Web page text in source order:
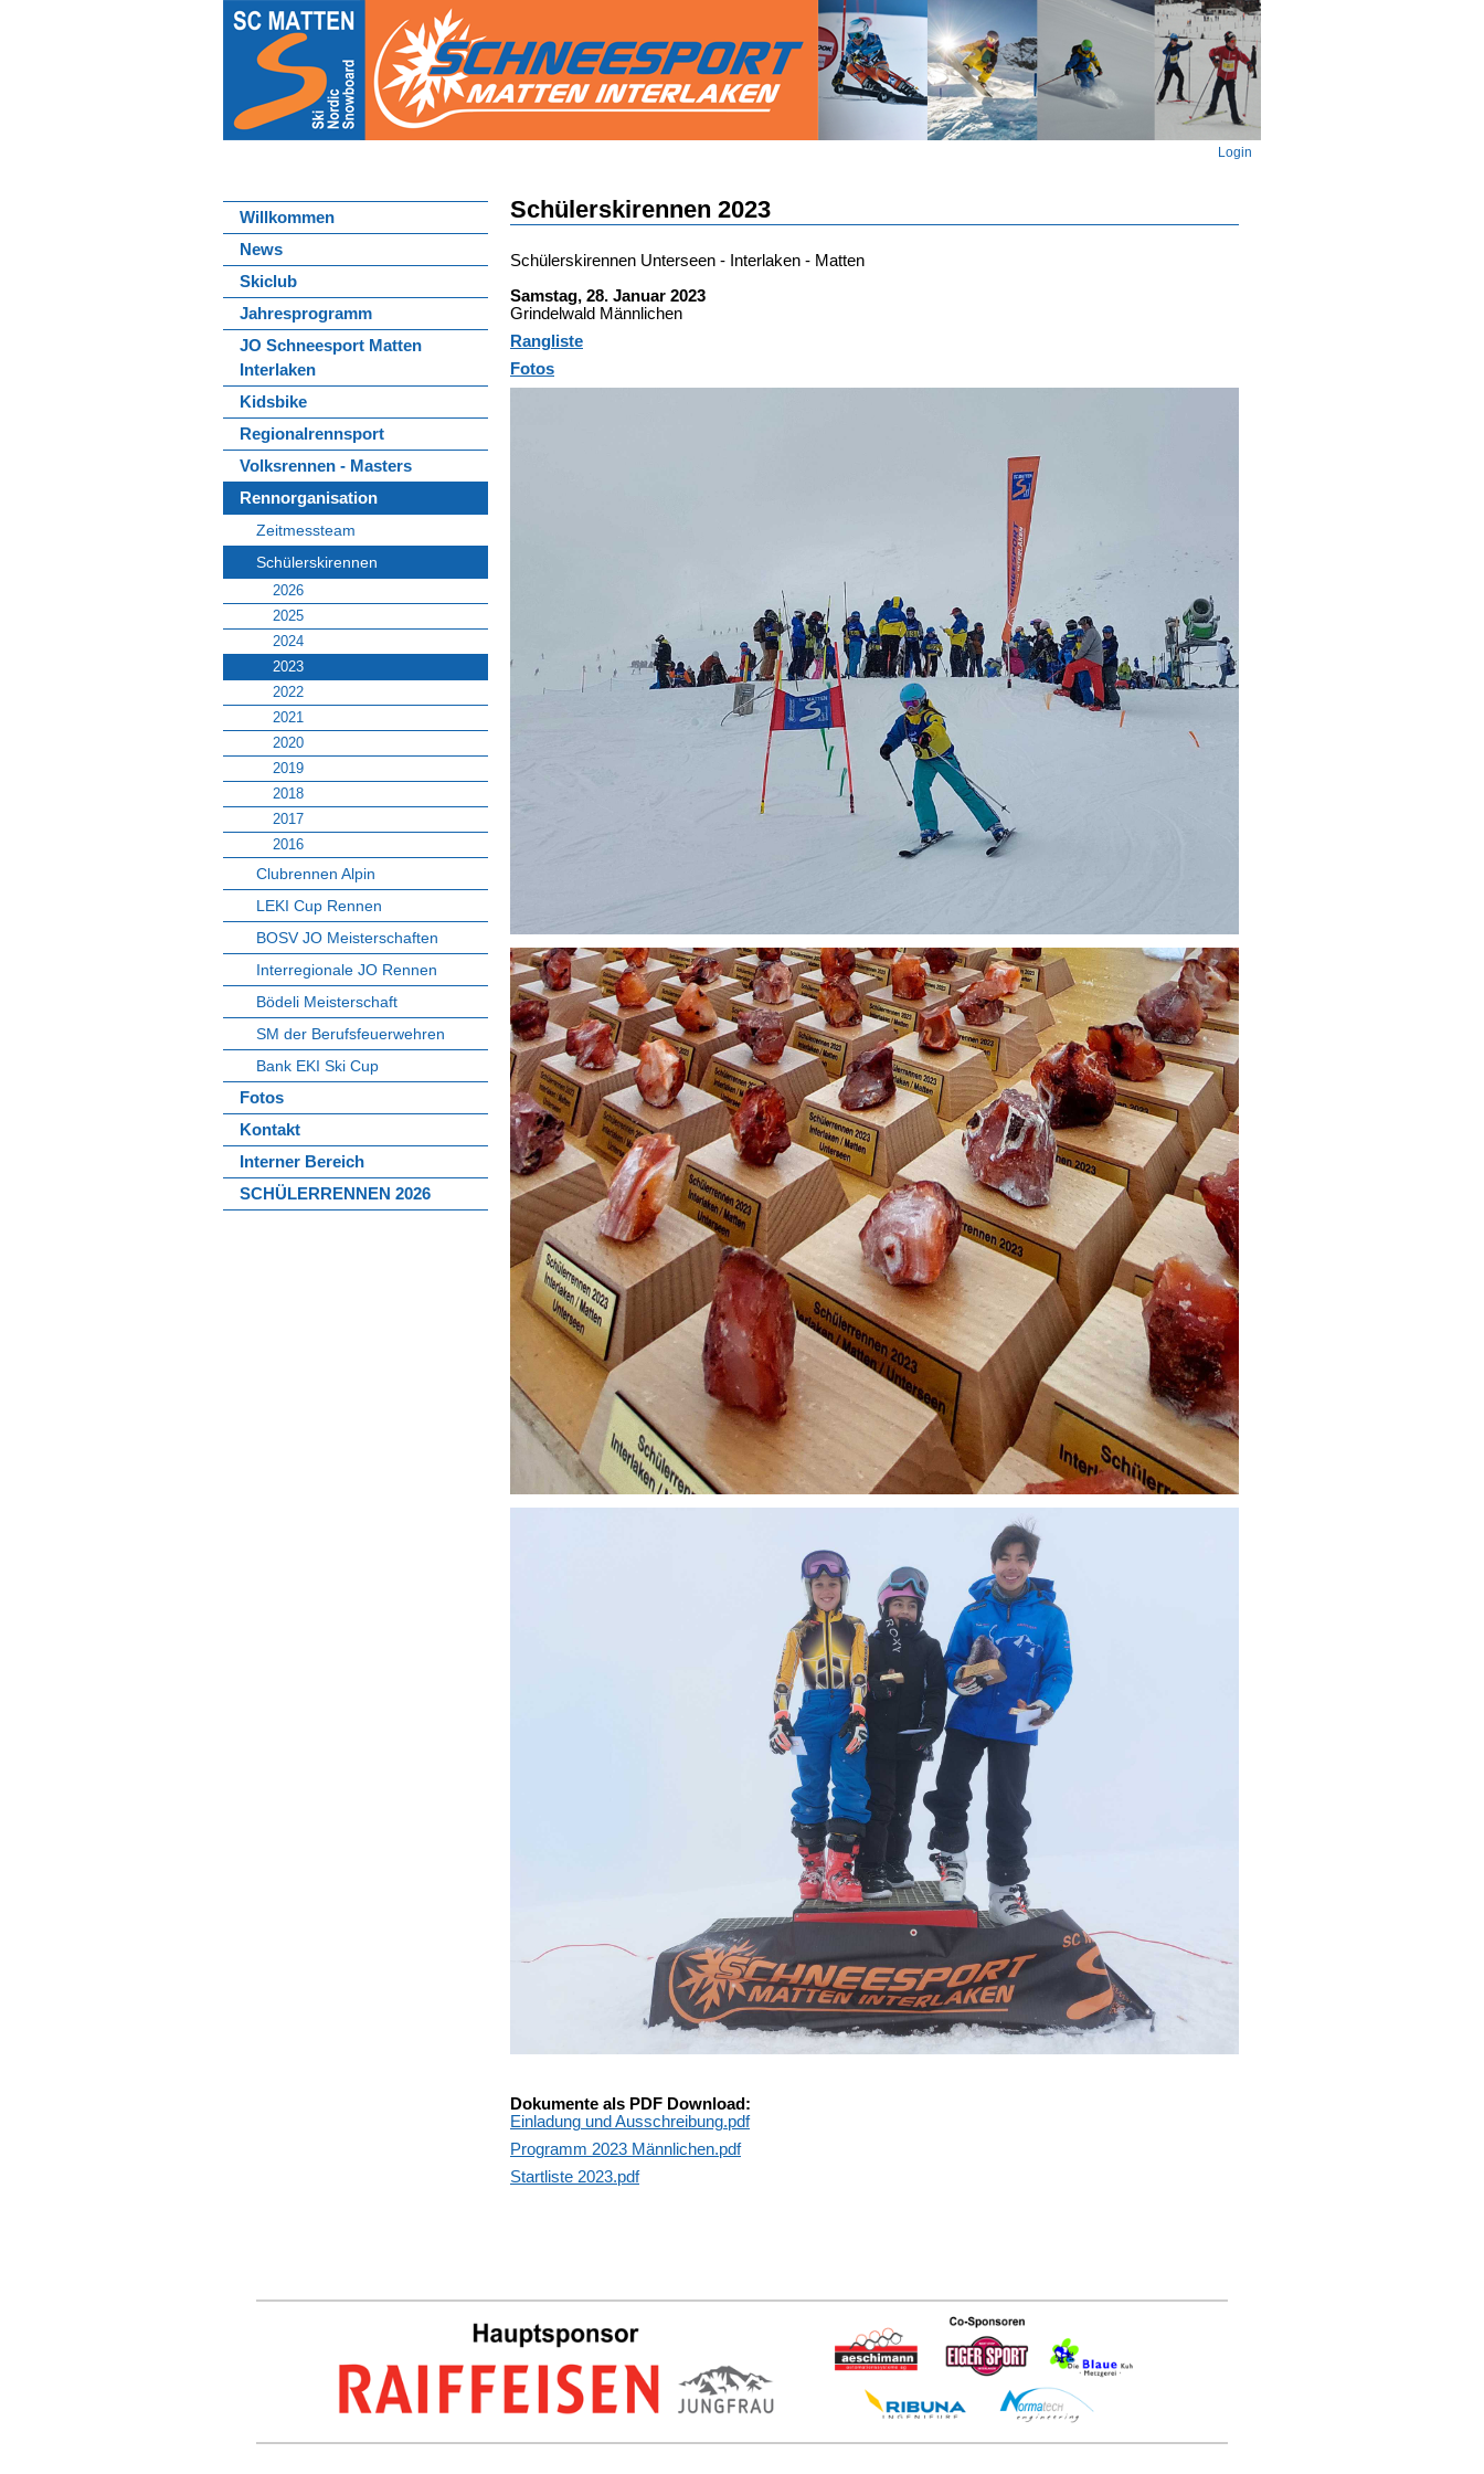
Login
Willkommen
News
Skiclub
Jahresprogramm
JO Schneesport Matten
Interlaken
Kidsbike
Regionalrennsport
Volksrennen - Masters
Rennorganisation
Zeitmessteam
Schülerskirennen
2026
2025
2024
2023
2022
2021
2020
2019
2018
2017
2016
Clubrennen Alpin
LEKI Cup Rennen
BOSV JO Meisterschaften
Interregionale JO Rennen
Bödeli Meisterschaft
SM der Berufsfeuerwehren
Bank EKI Ski Cup
Fotos
Kontakt
Interner Bereich
SCHÜLERRENNEN 2026
Schülerskirennen 2023
Schülerskirennen Unterseen - Interlaken - Matten
Samstag, 28. Januar 2023
Grindelwald Männlichen
Rangliste
Fotos
Dokumente als PDF Download:
Einladung und Ausschreibung.pdf
Programm 2023 Männlichen.pdf
Startliste 2023.pdf